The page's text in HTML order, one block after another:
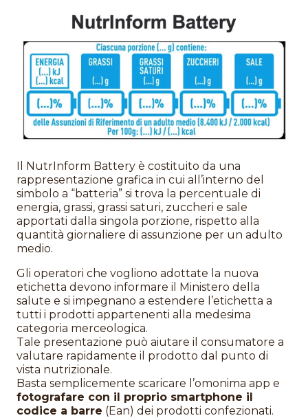
Il NutrInform Battery è costituito da una
rappresentazione grafica in cui all’interno del
simbolo a “batteria” si trova la percentuale di
energia, grassi, grassi saturi, zuccheri e sale
apportati dalla singola porzione, rispetto alla
quantità giornaliere di assunzione per un adulto
medio.
Gli operatori che vogliono adottate la nuova
etichetta devono informare il Ministero della
salute e si impegnano a estendere l’etichetta a
tutti i prodotti appartenenti alla medesima
categoria merceologica.
Tale presentazione può aiutare il consumatore a
valutare rapidamente il prodotto dal punto di
vista nutrizionale.
Basta semplicemente scaricare l’omonima app e
fotografare con il proprio smartphone il
codice a barre (Ean) dei prodotti confezionati.